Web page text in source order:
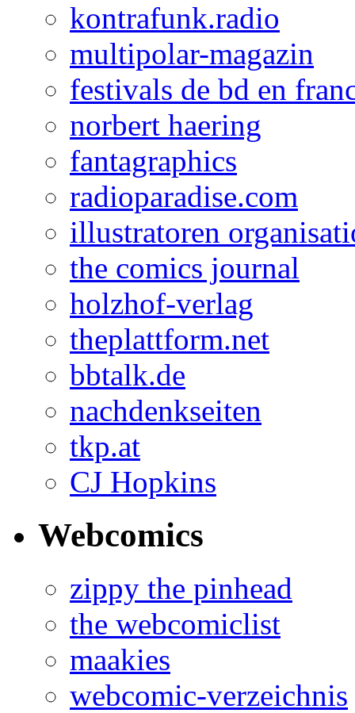
kontrafunk.radio
multipolar-magazin
festivals de bd en
norbert haering
fantagraphics
radioparadise.com
illustratoren
the comics journal
holzhof-verlag
theplattform.net
bbtalk.de
nachdenkseiten
tkp.at
CJ Hopkins
Webcomics
zippy the pinhead
the webcomiclist
maakies
webcomic-verzeichnis